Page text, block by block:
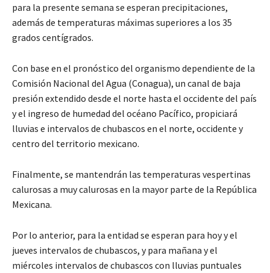
para la presente semana se esperan precipitaciones,
además de temperaturas máximas superiores a los 35
grados centígrados.
Con base en el pronóstico del organismo dependiente de la
Comisión Nacional del Agua (Conagua), un canal de baja
presión extendido desde el norte hasta el occidente del país
y el ingreso de humedad del océano Pacífico, propiciará
lluvias e intervalos de chubascos en el norte, occidente y
centro del territorio mexicano.
Finalmente, se mantendrán las temperaturas vespertinas
calurosas a muy calurosas en la mayor parte de la República
Mexicana.
Por lo anterior, para la entidad se esperan para hoy y el
jueves intervalos de chubascos, y para mañana y el
miércoles intervalos de chubascos con lluvias puntuales